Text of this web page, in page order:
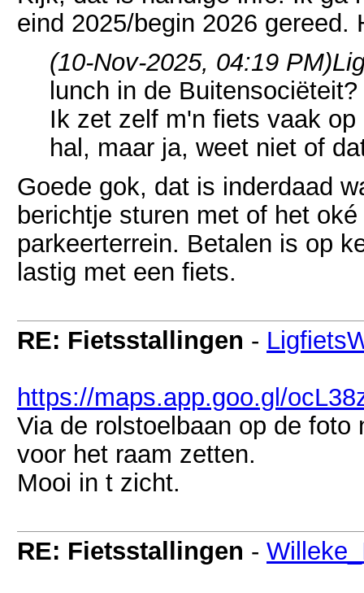
eind 2025/begin 2026 gereed.
(10-Nov-2025, 04:19 PM)
lunch in de Buitensociëteit?
Ik zet zelf m'n fiets vaak
hal, maar ja, weet niet of
Goede gok, dat is inderdaad
berichtje sturen met of het
parkeerterrein. Betalen is op
lastig met een fiets.
RE: Fietsstallingen -
https://maps.app.goo.gl/
Via de rolstoelbaan op de
voor het raam zetten.
Mooi in t zicht.
RE: Fietsstallingen -